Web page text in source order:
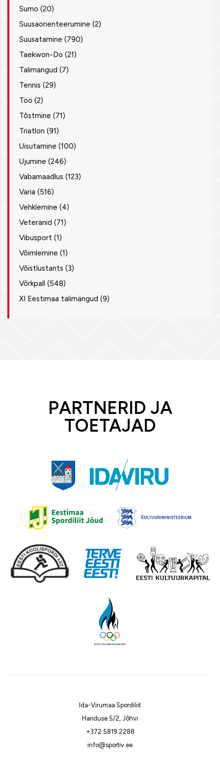
Sumo (20)
Suusaorienteerumine (2)
Suusatamine (790)
Taekwon-Do (21)
Talimangud (7)
Tennis (29)
Töö (2)
Tõstmine (71)
Triatlon (91)
Uisutamine (100)
Ujumine (246)
Vabamaadlus (123)
Varia (516)
Vehklemine (4)
Veteranid (71)
Vibusport (1)
Võimlemine (1)
Võistlustants (3)
Võrkpall (548)
XI Eestimaa talimängud (9)
PARTNERID JA
TOETAJAD
Ida-Virumaa Spordiliit
Hariduse 5/2, Jõhvi
+372 5819 2288
info@sportiv.ee